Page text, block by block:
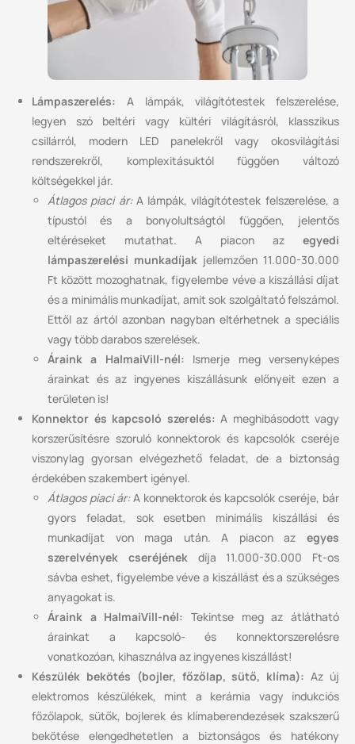
Lámpaszerelés: A lámpák, világítótestek felszerelése,
legyen szó beltéri vagy kültéri világításról, klasszikus
csillárról, modern LED panelekről vagy okosvilágítási
rendszerekről, komplexitásuktól függően változó
költségekkel jár.
Átlagos piaci ár:A lámpák, világítótestek felszerelése, a
típustól és a bonyolultságtól függően, jelentős
eltéréseket mutathat. A piacon az egyedi
lámpaszerelési munkadíjak jellemzően 11.000-30.000
Ft között mozoghatnak, figyelembe véve a kiszállási díjat
és a minimális munkadíjat, amit sok szolgáltató felszámol.
Ettől az ártól azonban nagyban eltérhetnek a speciális
vagy több darabos szerelések.
Áraink a HalmaiVill-nél: Ismerje meg versenyképes
árainkat és az ingyenes kiszállásunk előnyeit ezen a
területen is!
Konnektor és kapcsoló szerelés: A meghibásodott vagy
korszerűsítésre szoruló konnektorok és kapcsolók cseréje
viszonylag gyorsan elvégezhető feladat, de a biztonság
érdekében szakembert igényel.
Átlagos piaci ár:A konnektorok és kapcsolók cseréje, bár
gyors feladat, sok esetben minimális kiszállási és
munkadíjat von maga után. A piacon az egyes
szerelvények cseréjénekdíja 11.000-30.000 Ft-os
sávba eshet, figyelembe véve a kiszállást és a szükséges
anyagokat is.
Áraink a HalmaiVill-nél: Tekintse meg az átlátható
árainkat a kapcsoló- és konnektorszerelésre
vonatkozóan, kihasználva az ingyenes kiszállást!
Készülék bekötés (bojler, főzőlap, sütő, klíma): Az új
elektromos készülékek, mint a kerámia vagy indukciós
főzőlapok, sütők, bojlerek és klímaberendezések szakszerű
bekötése elengedhetetlen a biztonságos és hatékony